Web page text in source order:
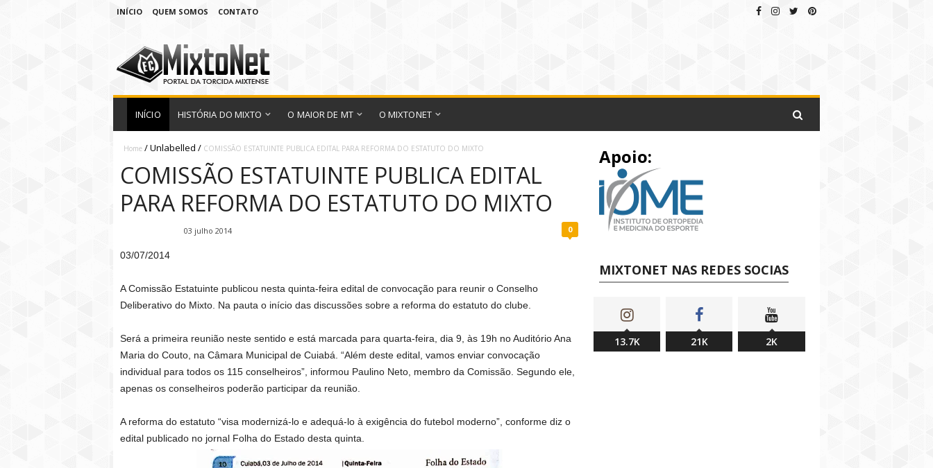
INÍCIO QUEM SOMOS CONTATO
INÍCIO HISTÓRIA DO MIXTO O MAIOR DE MT O MIXTONET
Home /Unlabelled / COMISSÃO ESTATUINTE PUBLICA EDITAL PARA REFORMA DO ESTATUTO DO MIXTO
COMISSÃO ESTATUINTE PUBLICA EDITAL
PARA REFORMA DO ESTATUTO DO MIXTO
03 julho 2014 0
03/07/2014
A Comissão Estatuinte publicou nesta quinta-feira edital de convocação para reunir o Conselho
Deliberativo do Mixto. Na pauta o início das discussões sobre a reforma do estatuto do clube.
Será a primeira reunião neste sentido e está marcada para quarta-feira, dia 9, às 19h no Auditório Ana
Maria do Couto, na Câmara Municipal de Cuiabá. “Além deste edital, vamos enviar convocação
individual para todos os 115 conselheiros”, informou Paulino Neto, membro da Comissão. Segundo ele,
apenas os conselheiros poderão participar da reunião.
A reforma do estatuto “visa modernizá-lo e adequá-lo à exigência do futebol moderno”, conforme diz o
edital publicado no jornal Folha do Estado desta quinta.
Apoio:
MIXTONET NAS REDES SOCIAS
13.7K 21K 2K